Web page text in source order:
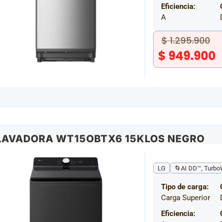
Eficiencia:
A
$1.295.900
$ 949.900
WT15OBTX6 15KLOS NEGRO
LG 🌀AI DD™,
Tipo de carga:
Carga Superior
Eficiencia: